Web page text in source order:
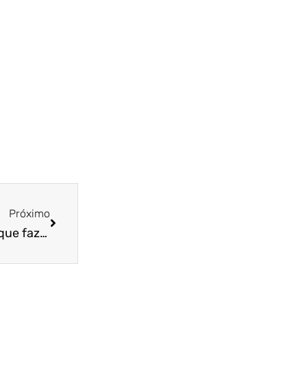
Próximo
Liberdade não é irresponsabilidade! Entenda o que fazer com os “espertinhos” que burlam o home office!